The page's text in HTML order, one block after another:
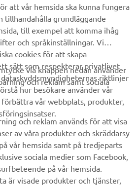
RACING
att vår hemsida ska kunna fungera
tillhandahålla grundläggande
till exempel att komma ihåg
och språkinställningar. Vi
cookies för att skapa
sätt som respekterar privatlivet
riktlinjer
hur besökare använder vår
vår webbplats, produkter,
via knappen nedan använder
och reklam samt sociala
och reklam används för att visa
av våra produkter och skräddarsy
vår hemsida samt på tredjeparts
sociala medier som Facebook,
på vår hemsida.
är visade produkter och tjänster,